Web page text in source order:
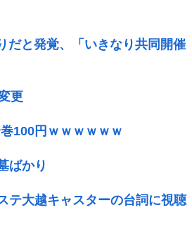
だと発覚、「いきなり共同開催
更
100円ｗｗｗｗｗｗ
ばかり
テ大越キャスターの台詞に視聴